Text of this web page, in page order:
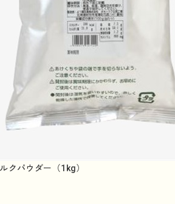
クパウダー（1kg）